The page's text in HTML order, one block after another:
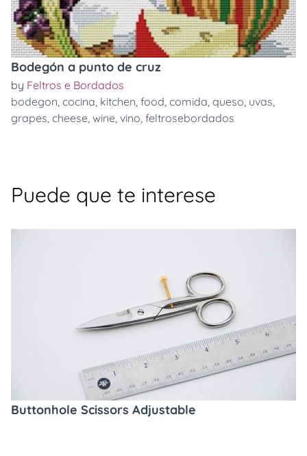
Bodegón a punto de cruz
by Feltros e Bordados
bodegon, cocina, kitchen, food, comida, queso, uvas,
grapes, cheese, wine, vino, feltrosebordados
Puede que te interese
Buttonhole Scissors Adjustable